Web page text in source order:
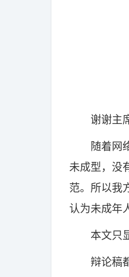
谢谢主
随着网络
未成型，没
范。所以我
认为未成年
本文只显
辩论稿都